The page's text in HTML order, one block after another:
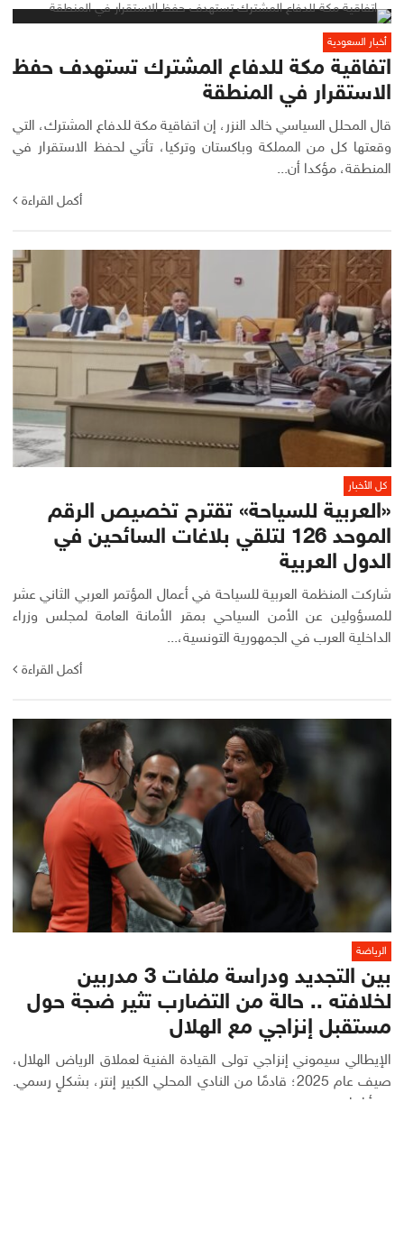
أخبار السعودية
اتفاقية مكة للدفاع المشترك تستهدف حفظ
الاستقرار في المنطقة
قال المحلل السياسي خالد النزر، إن اتفاقية مكة للدفاع المشترك، التي
وقعتها كل من المملكة وباكستان وتركيا، تأتي لحفظ الاستقرار في
المنطقة، مؤكدا أن...
أكمل القراءة
كل الأخبار
«العربية للسياحة» تقترح تخصيص الرقم
الموحد 126 لتلقي بلاغات السائحين في
الدول العربية
شاركت المنظمة العربية للسياحة في أعمال المؤتمر العربي الثاني عشر
للمسؤولين عن الأمن السياحي بمقر الأمانة العامة لمجلس وزراء
الداخلية العرب في الجمهورية التونسية،...
أكمل القراءة
الرياضة
بين التجديد ودراسة ملفات 3 مدربين
لخلافته .. حالة من التضارب تثير ضجة حول
مستقبل إنزاجي مع الهلال
الإيطالي سيموني إنزاجي تولى القيادة الفنية لعملاق الرياض الهلال،
صيف عام 2025؛ قادمًا من النادي المحلي الكبير إنتر، بشكلٍ رسمي.
وبدأ إنزاجي مسيرته مع...